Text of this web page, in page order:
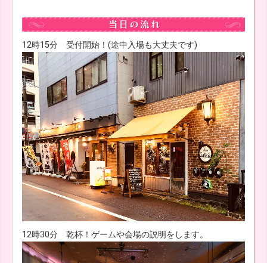
12時15分 受付開始！(途中入場も大丈夫です)
12時30分 乾杯！ゲームや会場の説明をします。